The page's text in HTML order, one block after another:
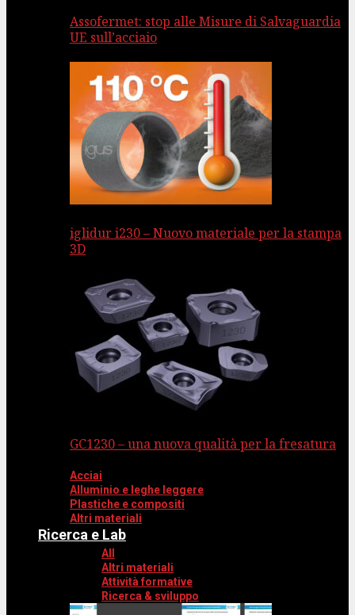
Assofermet: stop alle Misure di Salvaguardia
UE sull’acciaio
iglidur i230 – Nuovo materiale per la stampa
3D
GC1230 – una nuova qualità per la fresatura
Acciai
Alluminio e leghe leggere
Plastiche e compositi
Altri materiali
Ricerca e Lab
All
Altri materiali
Attività formative
Ricerca & sviluppo